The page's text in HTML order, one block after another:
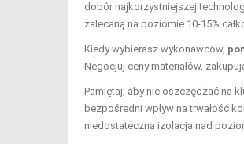
dobór najkorzystniejszej
zalecaną na poziomie 10-15%
Kiedy wybierasz wykonawców,
Negocjuj ceny materiałów,
Pamiętaj, aby nie oszczędzać na
bezpośredni wpływ na trwałość
niedostateczna izolacja nad